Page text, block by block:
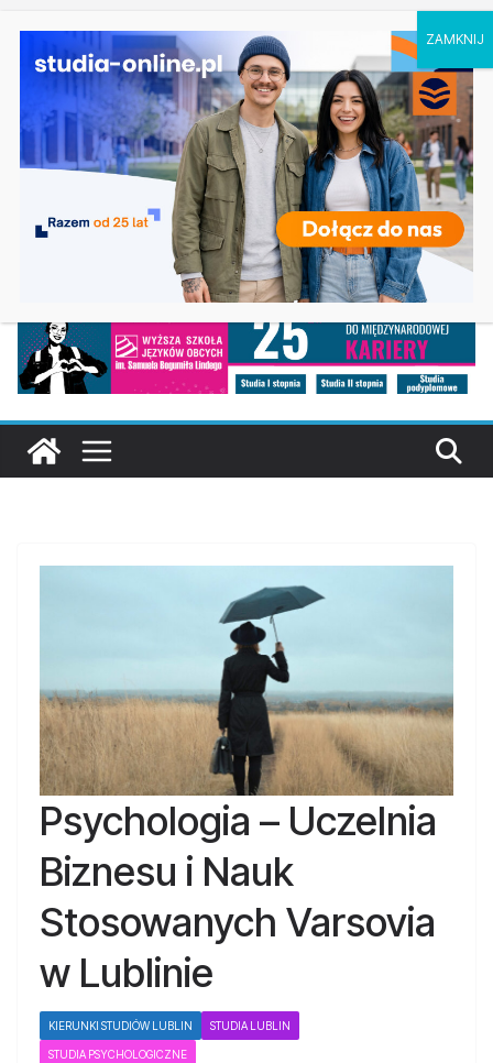
Ostatnie
wpisy:
Filologia słowiańska w Krakowie
Studia historyczne w Łodzi
Analityka biznesowa i Data Science – Collegium
Da Vinci w Poznaniu
Chemia w Opolu
Biologia w Rzeszowie
Psychologia – Uczelnia
Biznesu i Nauk
Stosowanych Varsovia
w Lublinie
KIERUNKI STUDIÓW LUBLIN STUDIA LUBLIN
STUDIA PSYCHOLOGICZNE